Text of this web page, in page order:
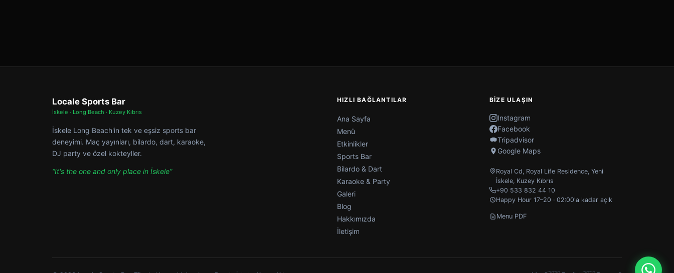
Locale Sports Bar
İskele · Long Beach · Kuzey Kıbrıs
İskele Long Beach'in tek ve eşsiz sports bar
deneyimi. Maç yayınları, bilardo, dart, karaoke,
DJ party ve özel kokteyller.
“It's the one and only place in İskele”
HIZLI BAĞLANTILAR
Ana Sayfa
Menü
Etkinlikler
Sports Bar
Bilardo & Dart
Karaoke & Party
Galeri
Blog
Hakkımızda
İletişim
BIZE ULAŞIN
Instagram
Facebook
Tripadvisor
Google Maps
Royal Cd, Royal Life Residence, Yeni
İskele, Kuzey Kıbrıs
+90 533 832 44 10
Happy Hour 17–20 · 02:00'a kadar açık
Menu PDF